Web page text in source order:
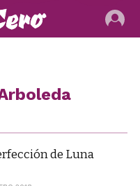
de Luna